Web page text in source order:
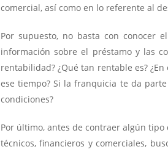
comercial, así como en lo referente al
Por supuesto, no basta con conocer
información sobre el préstamo y las
rentabilidad? ¿Qué tan rentable es?
ese tiempo? Si la franquicia te da
condiciones?
Por último, antes de contraer algún
técnicos, financieros y comerciales,